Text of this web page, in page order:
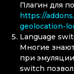
Плагин для
https://
geolocation-
Language
Многие
при
switch